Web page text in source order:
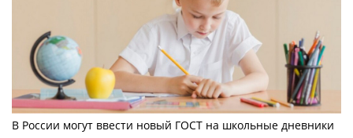
В России могут ввести новый ГОСТ на школьные дневники